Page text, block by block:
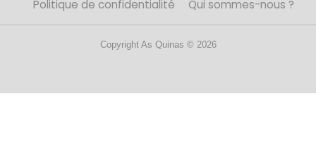
Politique de confidentialité
Qui sommes-nous ?
Copyright As Quinas © 2026